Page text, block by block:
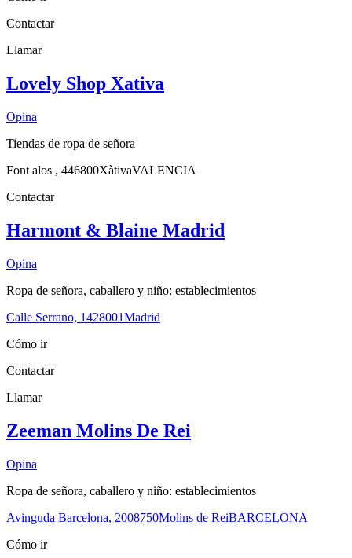
Contactar
Llamar
Lovely Shop Xativa
Opina
Tiendas de ropa de señora
Font alos , 446800XàtivaVALENCIA
Contactar
Harmont & Blaine Madrid
Opina
Ropa de señora, caballero y niño: establecimientos
Calle Serrano, 1428001Madrid
Cómo ir
Contactar
Llamar
Zeeman Molins De Rei
Opina
Ropa de señora, caballero y niño: establecimientos
Avinguda Barcelona, 2008750Molins de ReiBARCELONA
Cómo ir